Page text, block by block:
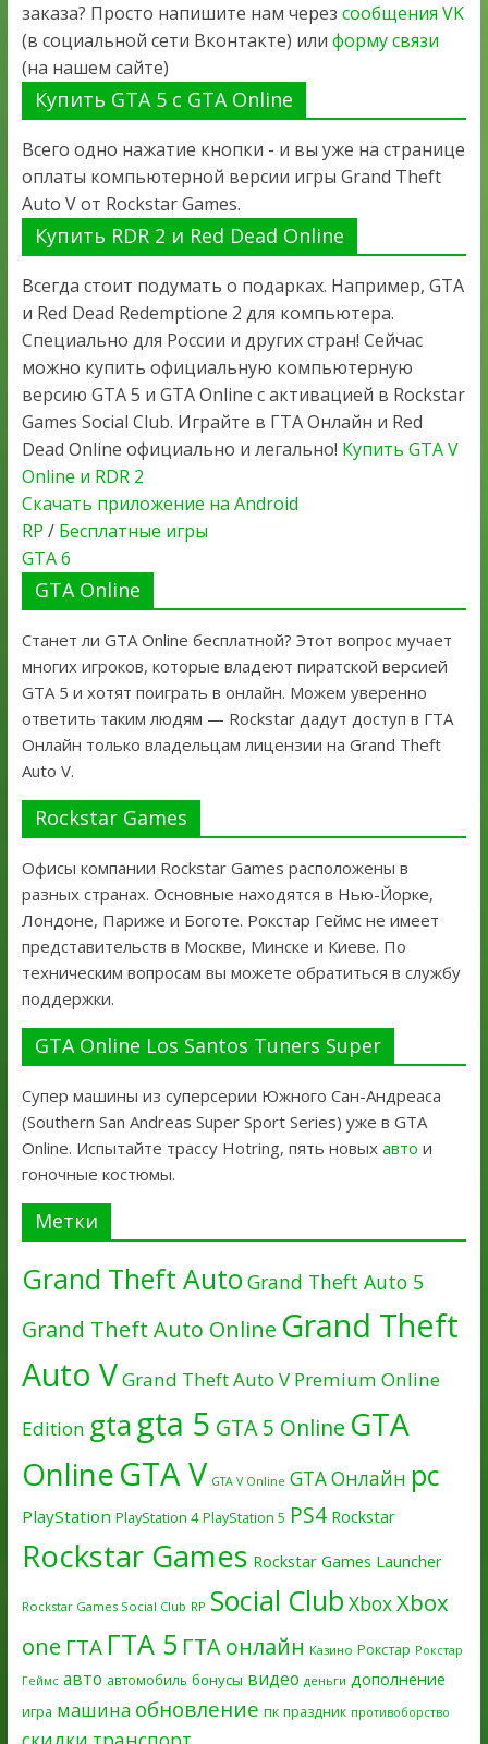
заказа? Просто напишите нам через сообщения VK
(в социальной сети Вконтакте) или форму связи
(на нашем сайте)
Купить GTA 5 с GTA Online
Всего одно нажатие кнопки - и вы уже на странице
оплаты компьютерной версии игры Grand Theft
Auto V от Rockstar Games.
Купить RDR 2 и Red Dead Online
Всегда стоит подумать о подарках. Например, GTA
и Red Dead Redemptione 2 для компьютера.
Специально для России и других стран! Сейчас
можно купить официальную компьютерную
версию GTA 5 и GTA Online с активацией в Rockstar
Games Social Club. Играйте в ГТА Онлайн и Red
Dead Online официально и легально! Купить GTA V
Online и RDR 2
Скачать приложение на Android
RP / Бесплатные игры
GTA 6
GTA Online
Станет ли GTA Online бесплатной? Этот вопрос мучает
многих игроков, которые владеют пиратской версией
GTA 5 и хотят поиграть в онлайн. Можем уверенно
ответить таким людям — Rockstar дадут доступ в ГТА
Онлайн только владельцам лицензии на Grand Theft
Auto V.
Rockstar Games
Офисы компании Rockstar Games расположены в
разных странах. Основные находятся в Нью-Йорке,
Лондоне, Париже и Боготе. Рокстар Геймс не имеет
представительств в Москве, Минске и Киеве. По
техническим вопросам вы можете обратиться в службу
поддержки.
GTA Online Los Santos Tuners Super
Супер машины из суперсерии Южного Сан-Андреаса
(Southern San Andreas Super Sport Series) уже в GTA
Online. Испытайте трассу Hotring, пять новых авто и
гоночные костюмы.
Метки
Grand Theft Auto Grand Theft Auto 5
Grand Theft Auto Online Grand Theft
Auto VGrand Theft Auto V Premium Online
Edition gtagta 5 GTA 5 Online GTA
OnlineGTA V GTA V Online GTA Онлайн pc
PlayStation PlayStation 4 PlayStation 5 PS4 Rockstar
Rockstar Games Rockstar Games Launcher
Rockstar Games Social Club RP Social Club XboxXbox
one ГТА ГТА 5 ГТА онлайн Казино Рокстар Рокстар
Геймс авто автомобиль бонусы видео деньги дополнение
игра машина обновление пк праздник противоборство